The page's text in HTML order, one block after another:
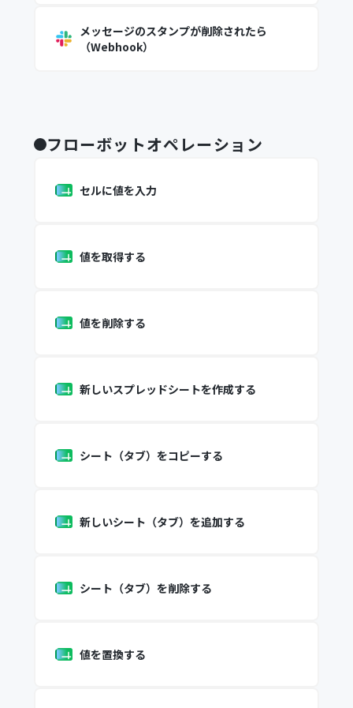
メッセージのスタンプが削除されたら
（Webhook）
フローボットオペレーション
セルに値を入力
値を取得する
値を削除する
新しいスプレッドシートを作成する
シート（タブ）をコピーする
新しいシート（タブ）を追加する
シート（タブ）を削除する
値を置換する